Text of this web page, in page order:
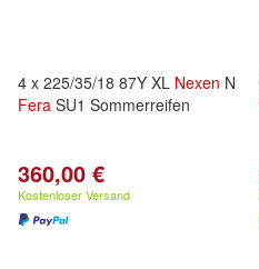
4 x 225/35/18 87Y XL Nexen N
Fera SU1 Sommerreifen
360,00 €
Kostenloser Versand